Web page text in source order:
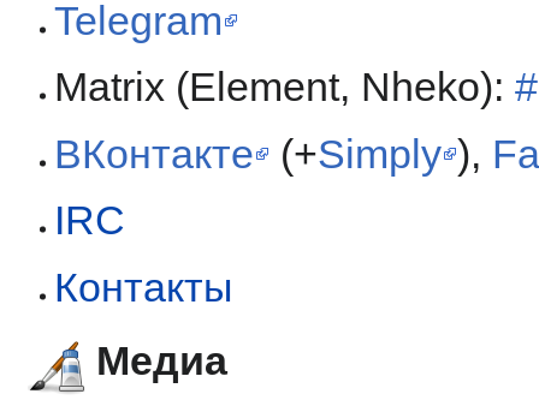
Telegram
Matrix (Element, Nheko):
ВКонтакте
(+Simply ),
IRC
Контакты
Медиа